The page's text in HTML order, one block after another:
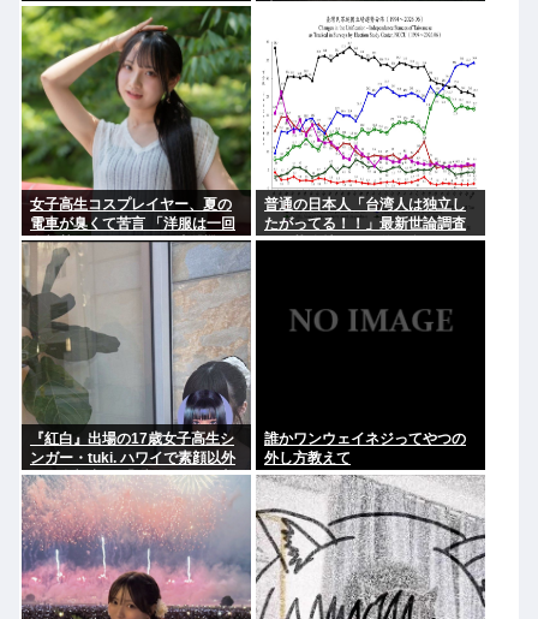
女子高生コスプレイヤー、夏の
電車が臭くて苦言 「洋服は一回
全部熱湯につけよう！洗濯機は
キッチンハイター薄めた水で一
回まわそう！」
普通の日本人「台湾人は独立し
たがってる！！」最新世論調査
で現状維持が圧倒的に多いこと
『紅白』出場の17歳女子高生シ
ンガー・tuki. ハワイで素顔以外
ほぼ全部出し 「隠しきれない美
貌」とSNSざわつく
誰かワンウェイネジってやつの
外し方教えて